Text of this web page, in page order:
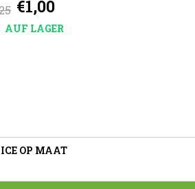
€1,00
AUF LAGER
OP MAAT